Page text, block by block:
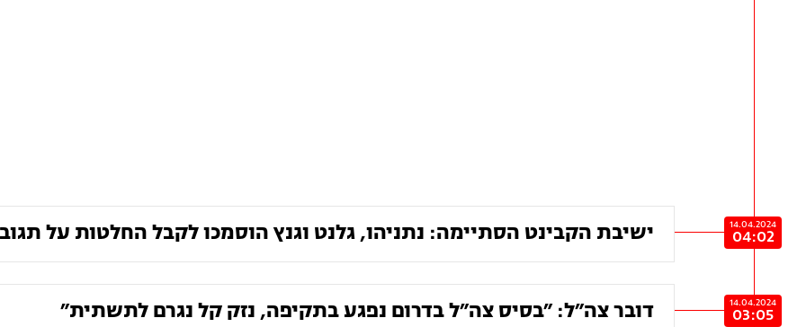
14.04.2024
04:02 ישיבת הקבינט הסתיימה: נתניהו, גלנט וגנץ הוסמכו לקבל החלטות על
14.04.2024
03:05 דובר צה״ל: ״בסיס צה״ל בדרום נפגע בתקיפה, נזק קל נגרם לתשתית״